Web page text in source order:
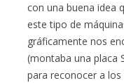
con una buena idea
este tipo de
gráficamente nos
(montaba una placa
para reconocer a